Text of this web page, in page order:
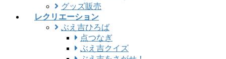
グッズ販売
レクリエーション
ぶえ吉ひろば
点つなぎ
ぶえ吉クイズ